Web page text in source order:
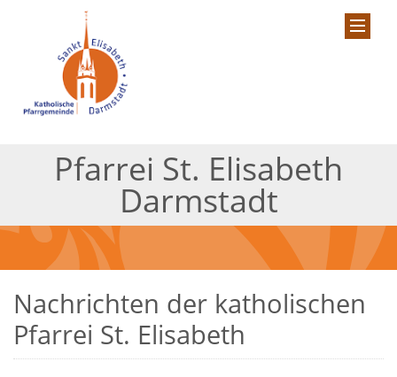
Pfarrei St. Elisabeth
Darmstadt
Nachrichten der katholischen
Pfarrei St. Elisabeth